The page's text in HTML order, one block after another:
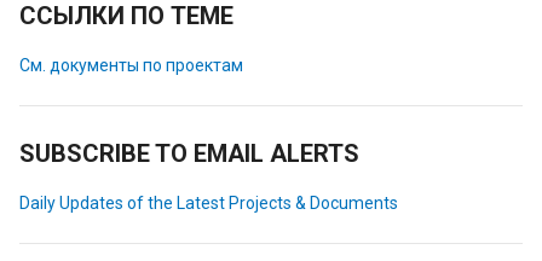
ССЫЛКИ ПО ТЕМЕ
См. документы по проектам
SUBSCRIBE TO EMAIL ALERTS
Daily Updates of the Latest Projects & Documents